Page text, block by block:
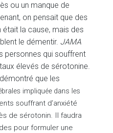
ou un manque de
on pensait que des
la cause, mais des
le démentir. JAMA
personnes qui souffrent
élevés de sérotonine.
que les
impliquée dans les
souffrant d’anxiété
de sérotonin. Il faudra
pour formuler une